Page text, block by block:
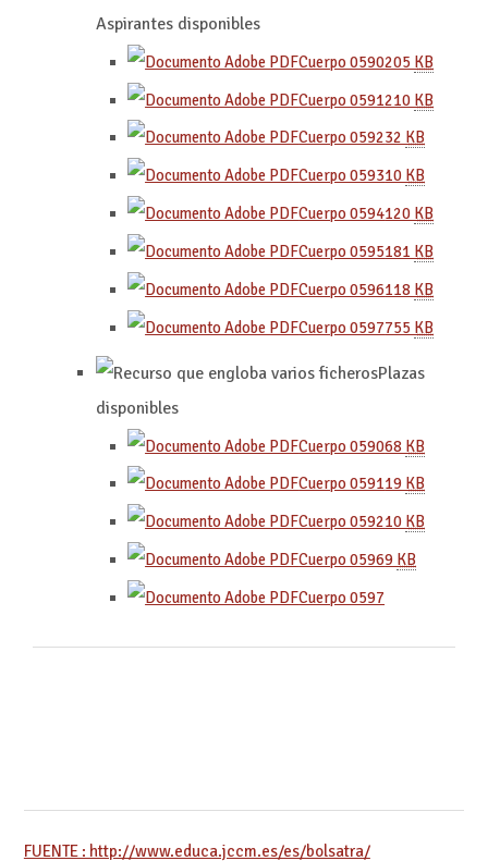
Aspirantes disponibles
Cuerpo 0590205 KB
Cuerpo 0591210 KB
Cuerpo 059232 KB
Cuerpo 059310 KB
Cuerpo 0594120 KB
Cuerpo 0595181 KB
Cuerpo 0596118 KB
Cuerpo 0597755 KB
Plazas
disponibles
Cuerpo 059068 KB
Cuerpo 059119 KB
Cuerpo 059210 KB
Cuerpo 05969 KB
Cuerpo 0597
FUENTE : http://www.educa.jccm.es/es/bolsatra/